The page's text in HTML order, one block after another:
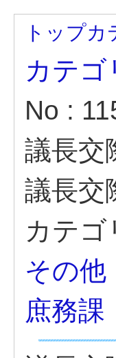
トップカ
カテゴ
No :
議長交
議長交
カテゴ
その他
庶務課